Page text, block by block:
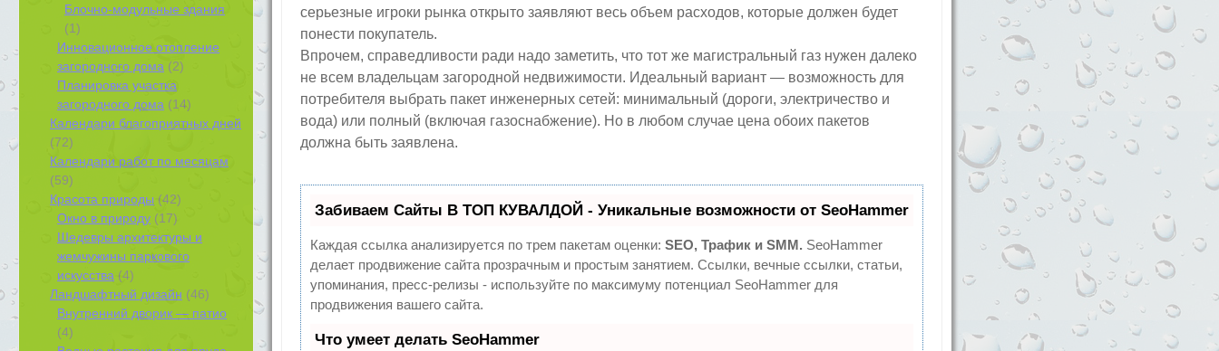
Блочно-модульные здания
(1)
Инновационное отопление
загородного дома (2)
Планировка участка
загородного дома (14)
Календари благоприятных дней
(72)
Календари работ по месяцам
(59)
Красота природы (42)
Окно в природу (17)
Шедевры архитектуры и
жемчужины паркового
искусства (4)
Ландшафтный дизайн (46)
Внутренний дворик — патио
(4)
серьезные игроки рынка открыто заявляют весь объем расходов, которые должен будет
понести покупатель.
Впрочем, справедливости ради надо заметить, что тот же магистральный газ нужен далеко
не всем владельцам загородной недвижимости. Идеальный вариант — возможность для
потребителя выбрать пакет инженерных сетей: минимальный (дороги, электричество и
вода) или полный (включая газоснабжение). Но в любом случае цена обоих пакетов
должна быть заявлена.
Забиваем Сайты В ТОП КУВАЛДОЙ - Уникальные возможности от SeoHammer
Каждая ссылка анализируется по трем пакетам оценки: SEO, Трафик и SMM. SeoHammer
делает продвижение сайта прозрачным и простым занятием. Ссылки, вечные ссылки, статьи,
упоминания, пресс-релизы - используйте по максимуму потенциал SeoHammer для
продвижения вашего сайта.
Что умеет делать SeoHammer